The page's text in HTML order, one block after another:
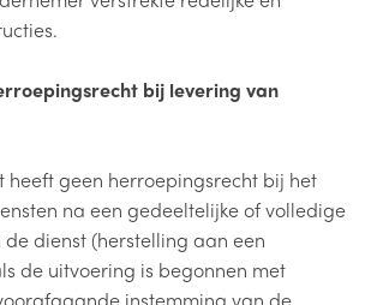
bij levering van
heeft geen herroepingsrecht bij het
na een gedeeltelijke of volledige
dienst (herstelling aan een
de uitvoering is begonnen met